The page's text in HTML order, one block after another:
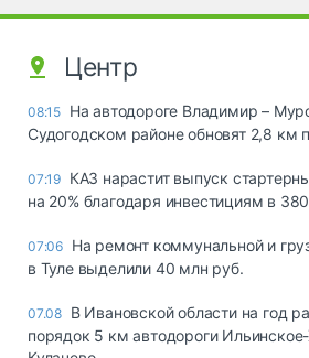
Центр
08:15 На автодороге Владимир –
Судогодском районе обновят 2,8 км
07:19 КАЗ нарастит выпуск
на 20% благодаря инвестициям в
07:06 На ремонт коммунальной и
в Туле выделили 40 млн руб.
07.08 В Ивановской области на год
порядок 5 км автодороги